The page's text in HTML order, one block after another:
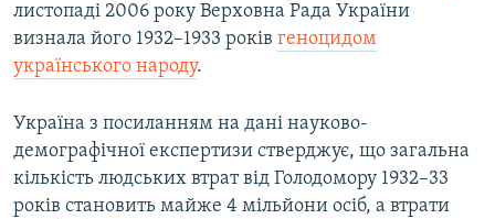
листопаді 2006 року Верховна Рада України
визнала його 1932–1933 років геноцидом
українського народу.
Україна з посиланням на дані науково-
демографічної експертизи стверджує, що загальна
кількість людських втрат від Голодомору 1932–33
років становить майже 4 мільйони осіб, а втрати